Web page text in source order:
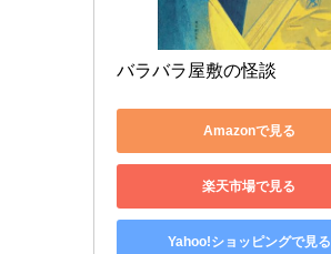
バラバラ屋敷の怪談
Amazonで見る
楽天市場で見る
Yahoo!ショッピングで見る